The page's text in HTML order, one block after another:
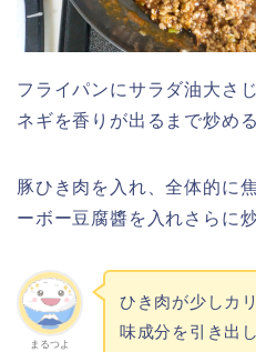
フライパンにサラダ油大さ
ネギを香りが出るまで炒める
豚ひき肉を入れ、全体的に
ーボー豆腐醬を入れさらに炒
まるつよ
ひき肉が少しカ
味成分を引き出